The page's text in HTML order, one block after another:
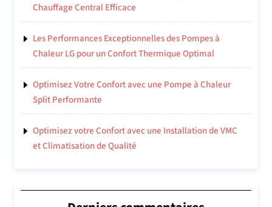
Chauffage Central Efficace
Les Performances Exceptionnelles des Pompes à
Chaleur LG pour un Confort Thermique Optimal
Optimisez Votre Confort avec une Pompe à Chaleur
Split Performante
Optimisez votre Confort avec une Installation de VMC
et Climatisation de Qualité